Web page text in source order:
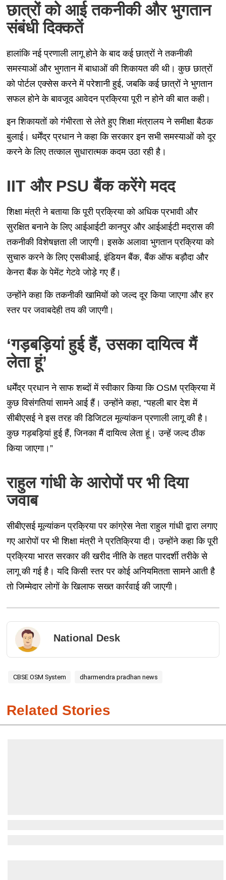
छात्रों को आई तकनीकी और भुगतान
संबंधी दिक्कतें
हालांकि नई प्रणाली लागू होने के बाद कई छात्रों ने तकनीकी
समस्याओं और भुगतान में बाधाओं की शिकायत की थी। कुछ छात्रों
को पोर्टल एक्सेस करने में परेशानी हुई, जबकि कई छात्रों ने भुगतान
सफल होने के बावजूद आवेदन प्रक्रिया पूरी न होने की बात कही।
इन शिकायतों को गंभीरता से लेते हुए शिक्षा मंत्रालय ने समीक्षा बैठक
बुलाई। धर्मेंद्र प्रधान ने कहा कि सरकार इन सभी समस्याओं को दूर
करने के लिए तत्काल सुधारात्मक कदम उठा रही है।
IIT और PSU बैंक करेंगे मदद
शिक्षा मंत्री ने बताया कि पूरी प्रक्रिया को अधिक प्रभावी और
सुरक्षित बनाने के लिए आईआईटी कानपुर और आईआईटी मद्रास की
तकनीकी विशेषज्ञता ली जाएगी। इसके अलावा भुगतान प्रक्रिया को
सुचारु करने के लिए एसबीआई, इंडियन बैंक, बैंक ऑफ बड़ौदा और
केनरा बैंक के पेमेंट गेटवे जोड़े गए हैं।
उन्होंने कहा कि तकनीकी खामियों को जल्द दूर किया जाएगा और हर
स्तर पर जवाबदेही तय की जाएगी।
‘गड़बड़ियां हुई हैं, उसका दायित्व मैं
लेता हूं’
धर्मेंद्र प्रधान ने साफ शब्दों में स्वीकार किया कि OSM प्रक्रिया में
कुछ विसंगतियां सामने आई हैं। उन्होंने कहा, “पहली बार देश में
सीबीएसई ने इस तरह की डिजिटल मूल्यांकन प्रणाली लागू की है।
कुछ गड़बड़ियां हुई हैं, जिनका मैं दायित्व लेता हूं। उन्हें जल्द ठीक
किया जाएगा।”
राहुल गांधी के आरोपों पर भी दिया
जवाब
सीबीएसई मूल्यांकन प्रक्रिया पर कांग्रेस नेता राहुल गांधी द्वारा लगाए
गए आरोपों पर भी शिक्षा मंत्री ने प्रतिक्रिया दी। उन्होंने कहा कि पूरी
प्रक्रिया भारत सरकार की खरीद नीति के तहत पारदर्शी तरीके से
लागू की गई है। यदि किसी स्तर पर कोई अनियमितता सामने आती है
तो जिम्मेदार लोगों के खिलाफ सख्त कार्रवाई की जाएगी।
National Desk
CBSE OSM System dharmendra pradhan news
Related Stories